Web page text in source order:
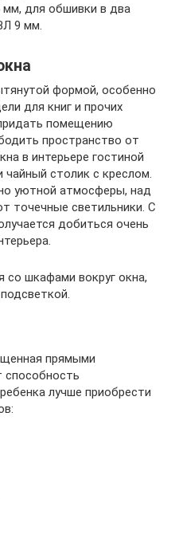
для обшивки в два
9 мм.
формой, особенно
для книг и прочих
помещению
пространство от
в интерьере гостиной
столик с креслом.
уютной атмосферы, над
точечные светильники. С
добиться очень
со шкафами вокруг окна,
прямыми
способность
лучше приобрести